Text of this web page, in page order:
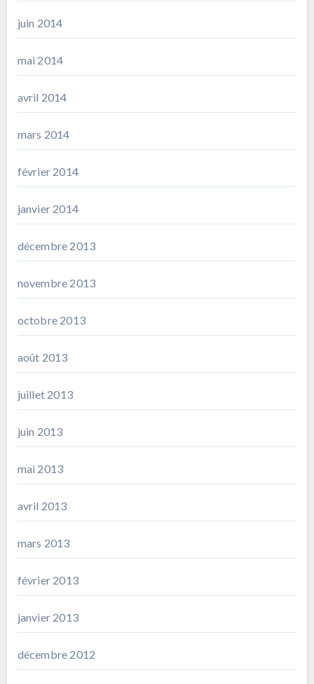
juin 2014
mai 2014
avril 2014
mars 2014
février 2014
janvier 2014
décembre 2013
novembre 2013
octobre 2013
août 2013
juillet 2013
juin 2013
mai 2013
avril 2013
mars 2013
février 2013
janvier 2013
décembre 2012